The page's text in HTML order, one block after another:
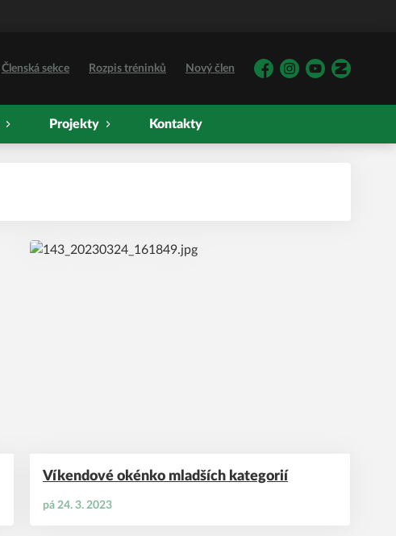
Členská sekce Rozpis tréninků Nový člen
FacebookInstagramYouTubeZonerama
Projekty Kontakty
pá 24. 3. 2023
Víkendové okénko mladších kategorií